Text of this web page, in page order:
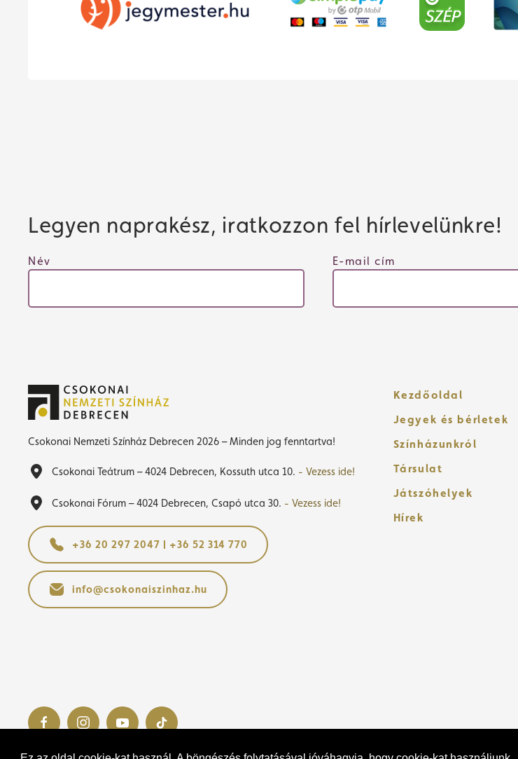
Legyen naprakész, iratkozzon fel hírlevelünkre!
Név E-mail cím
Csokonai Nemzeti Színház Debrecen 2026 – Minden jog fenntartva!
Csokonai Teátrum – 4024 Debrecen, Kossuth utca 10. - Vezess ide!
Csokonai Fórum – 4024 Debrecen, Csapó utca 30. - Vezess ide!
+36 20 297 2047 | +36 52 314 770
info@csokonaiszinhaz.hu
Kezdőoldal
Jegyek és bérletek
Színházunkról
Társulat
Játszóhelyek
Hírek